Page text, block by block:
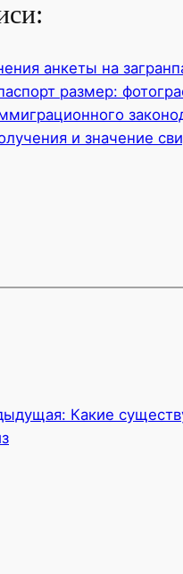
анкеты на
размер:
и значение
Какие